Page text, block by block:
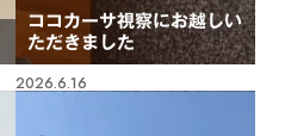
ココカーサ視察にお越しい
ただきました
2026.6.16